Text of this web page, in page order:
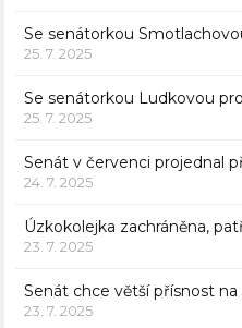
Se senátorkou
25. 7. 2025
Se senátorkou Ludkovou
25. 7. 2025
Senát v červenci projednal
24. 7. 2025
Úzkokolejka zachráněna,
23. 7. 2025
Senát chce větší přísnost na
23. 7. 2025